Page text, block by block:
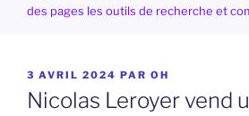
des pages les outils de recherche et
PUBLIÉ
LE
3 AVRIL 2024 PAR OH
Nicolas Leroyer vend